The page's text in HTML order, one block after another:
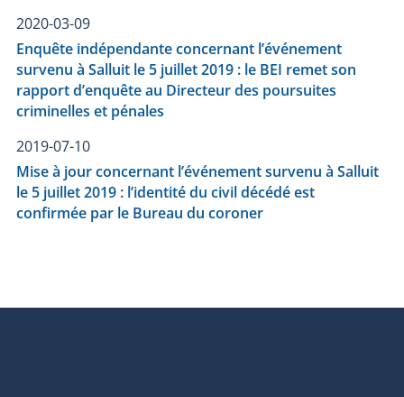
2020-03-09
Enquête indépendante concernant l’événement
survenu à Salluit le 5 juillet 2019 : le BEI remet son
rapport d’enquête au Directeur des poursuites
criminelles et pénales
2019-07-10
Mise à jour concernant l’événement survenu à Salluit
le 5 juillet 2019 : l’identité du civil décédé est
confirmée par le Bureau du coroner